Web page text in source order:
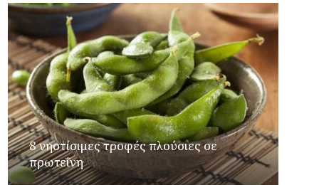
8 νηστίσιμες τροφές πλούσιες σε
πρωτεΐνη